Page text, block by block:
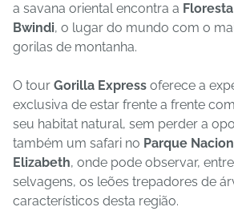
a savana oriental encontra a
Bwindi, o lugar do mundo com o
gorilas de montanha.
O tour Gorilla Express oferece a
exclusiva de estar frente a frente
seu habitat natural, sem perder a
também um safari no Parque
Elizabeth, onde pode observar,
selvagens, os leões trepadores de
característicos desta região.